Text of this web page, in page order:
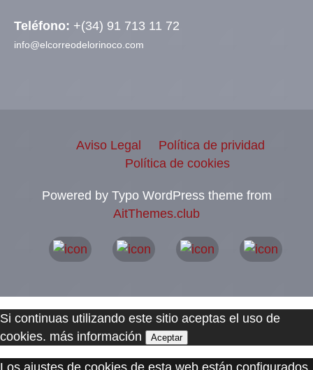
Teléfono: +(34) 91 713 11 72
info@elcorreodelorinoco.com
Aviso Legal
Política de prividad
Política de cookies
Powered by Typo WordPress theme from
AitThemes.club
Si continuas utilizando este sitio aceptas el uso de
cookies. más información Aceptar
Los ajustes de cookies de esta web están configurados